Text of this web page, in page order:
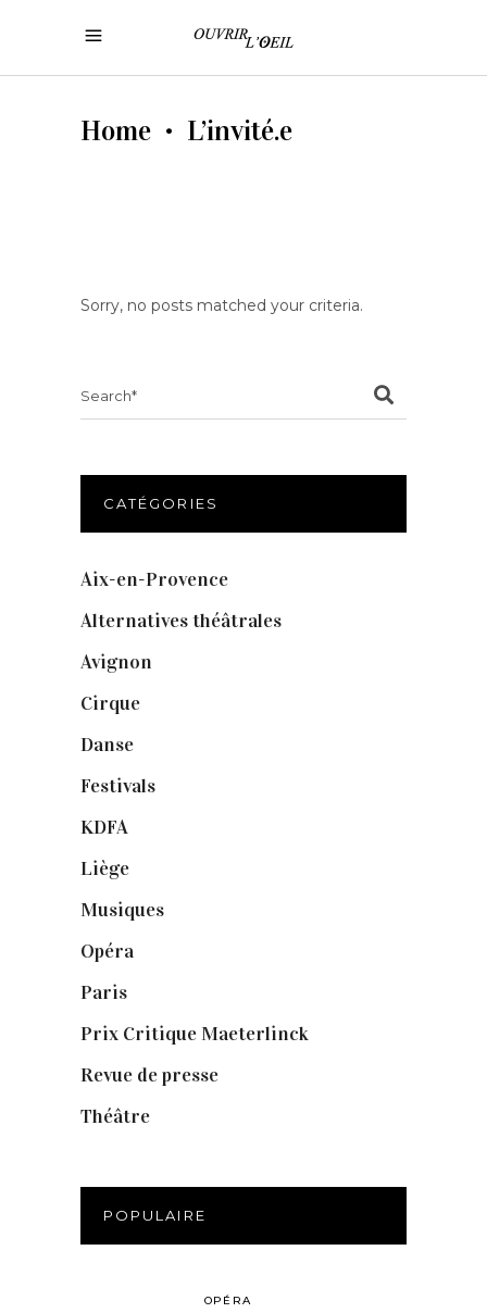
Home • L’invité.e
Sorry, no posts matched your criteria.
CATÉGORIES
Aix-en-Provence
Alternatives théâtrales
Avignon
Cirque
Danse
Festivals
KDFA
Liège
Musiques
Opéra
Paris
Prix Critique Maeterlinck
Revue de presse
Théâtre
POPULAIRE
OPÉRA